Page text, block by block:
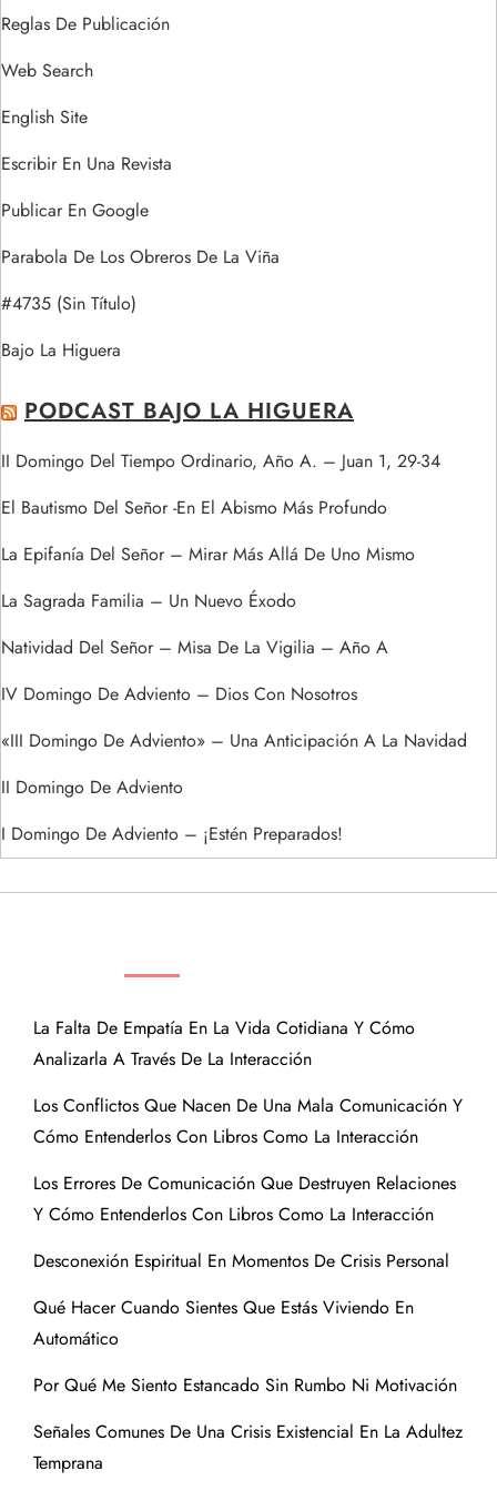
Reglas De Publicación
Web Search
English Site
Escribir En Una Revista
Publicar En Google
Parabola De Los Obreros De La Viña
#4735 (sin Título)
Bajo La Higuera
PODCAST BAJO LA HIGUERA
II Domingo Del Tiempo Ordinario, Año A. – Juan 1, 29-34
El Bautismo Del Señor -En El Abismo Más Profundo
La Epifanía Del Señor – Mirar Más Allá De Uno Mismo
La Sagrada Familia – Un Nuevo Éxodo
Natividad Del Señor – Misa De La Vigilia – Año A
IV Domingo De Adviento – Dios Con Nosotros
«III Domingo De Adviento» – Una Anticipación A La Navidad
II Domingo De Adviento
I Domingo De Adviento – ¡Estén Preparados!
La Falta De Empatía En La Vida Cotidiana Y Cómo
Analizarla A Través De La Interacción
Los Conflictos Que Nacen De Una Mala Comunicación Y
Cómo Entenderlos Con Libros Como La Interacción
Los Errores De Comunicación Que Destruyen Relaciones
Y Cómo Entenderlos Con Libros Como La Interacción
Desconexión Espiritual En Momentos De Crisis Personal
Qué Hacer Cuando Sientes Que Estás Viviendo En
Automático
Por Qué Me Siento Estancado Sin Rumbo Ni Motivación
Señales Comunes De Una Crisis Existencial En La Adultez
Temprana